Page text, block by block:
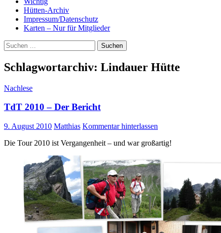
Hütten-Archiv
Impressum/Datenschutz
Karten – Nur für Mitglieder
Suchen
nach:
Schlagwortarchiv: Lindauer Hütte
Nachlese
TdT 2010 – Der Bericht
9. August 2010 Matthias Kommentar hinterlassen
Die Tour 2010 ist Vergangenheit – und war großartig!